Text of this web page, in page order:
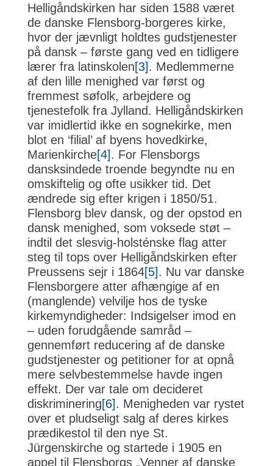
Helligåndskirken har siden 1588 været
de danske Flensborg-borgeres kirke,
hvor der jævnligt holdtes gudstjenester
på dansk – første gang ved en tidligere
lærer fra latinskolen[3]. Medlemmerne
af den lille menighed var først og
fremmest søfolk, arbejdere og
tjenestefolk fra Jylland. Helligåndskirken
var imidlertid ikke en sognekirke, men
blot en ‘filial’ af byens hovedkirke,
Marienkirche[4]. For Flensborgs
dansksindede troende begyndte nu en
omskiftelig og ofte usikker tid. Det
ændrede sig efter krigen i 1850/51.
Flensborg blev dansk, og der opstod en
dansk menighed, som voksede støt –
indtil det slesvig-holsténske flag atter
steg til tops over Helligåndskirken efter
Preussens sejr i 1864[5]. Nu var danske
Flensborgere atter afhængige af en
(manglende) velvilje hos de tyske
kirkemyndigheder: Indsigelser imod en
– uden forudgående samråd –
gennemført reducering af de danske
gudstjenester og petitioner for at opnå
mere selvbestemmelse havde ingen
effekt. Der var tale om decideret
diskriminering[6]. Menigheden var rystet
over et pludseligt salg af deres kirkes
prædikestol til den nye St.
Jürgenskirche og startede i 1905 en
appel til Flensborgs „Venner af danske